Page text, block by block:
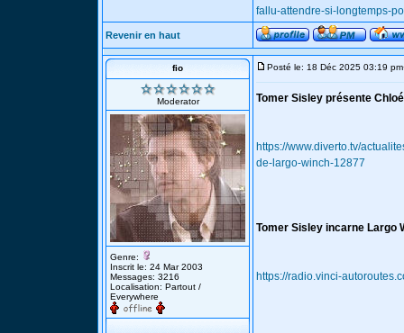
fallu-attendre-si-longtemps-
Revenir en haut
fio
Moderator
Genre:
Inscrit le: 24 Mar 2003
Messages: 3216
Localisation: Partout /
Everywhere
Posté le: 18 Déc 2025 03:19 pm
Tomer Sisley présente
https://www.diverto.tv/
de-largo-winch-12877
Tomer Sisley incarne Largo
https://radio.vinci-